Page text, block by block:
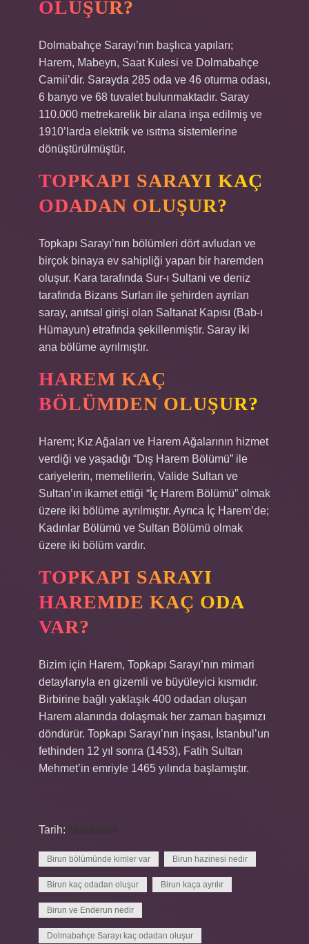
OLUŞUR?
Dolmabahçe Sarayı’nın başlıca yapıları;
Harem, Mabeyn, Saat Kulesi ve Dolmabahçe
Camii’dir. Sarayda 285 oda ve 46 oturma odası,
6 banyo ve 68 tuvalet bulunmaktadır. Saray
110.000 metrekarelik bir alana inşa edilmiş ve
1910’larda elektrik ve ısıtma sistemlerine
dönüştürülmüştür.
TOPKAPI SARAYI KAÇ
ODADAN OLUŞUR?
Topkapı Sarayı’nın bölümleri dört avludan ve
birçok binaya ev sahipliği yapan bir haremden
oluşur. Kara tarafında Sur-ı Sultani ve deniz
tarafında Bizans Surları ile şehirden ayrılan
saray, anıtsal girişi olan Saltanat Kapısı (Bab-ı
Hümayun) etrafında şekillenmiştir. Saray iki
ana bölüme ayrılmıştır.
HAREM KAÇ
BÖLÜMDEN OLUŞUR?
Harem; Kız Ağaları ve Harem Ağalarının hizmet
verdiği ve yaşadığı “Dış Harem Bölümü” ile
cariyelerin, memelilerin, Valide Sultan ve
Sultan’ın ikamet ettiği “İç Harem Bölümü” olmak
üzere iki bölüme ayrılmıştır. Ayrıca İç Harem’de;
Kadınlar Bölümü ve Sultan Bölümü olmak
üzere iki bölüm vardır.
TOPKAPI SARAYI
HAREMDE KAÇ ODA
VAR?
Bizim için Harem, Topkapı Sarayı’nın mimari
detaylarıyla en gizemli ve büyüleyici kısmıdır.
Birbirine bağlı yaklaşık 400 odadan oluşan
Harem alanında dolaşmak her zaman başımızı
döndürür. Topkapı Sarayı’nın inşası, İstanbul’un
fethinden 12 yıl sonra (1453), Fatih Sultan
Mehmet’in emriyle 1465 yılında başlamıştır.
Tarih:
Birun bölümünde kimler var Birun hazinesi nedir
Birun kaç odadan oluşur Birun kaça ayrılır
Birun ve Enderun nedir
Dolmabahçe Sarayı kaç odadan oluşur